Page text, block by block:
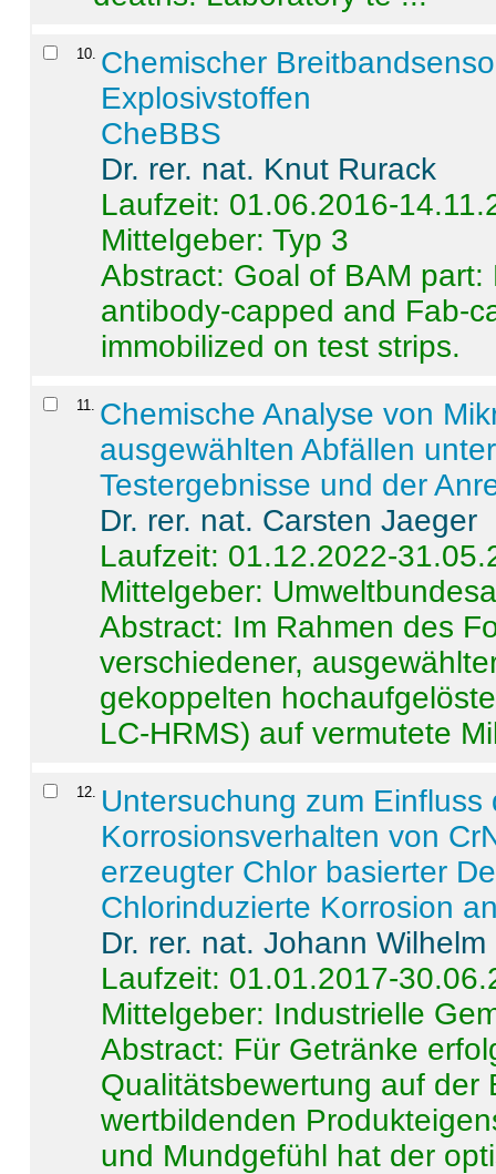
10 Chemischer
Explosivstoffen
CheBBS
Dr. rer. nat. Knut Rurack
Laufzeit: 01.06.2016-
Mittelgeber: Typ 3
Abstract: Goal of BAM
antibody-capped and Fab-
immobilized on test strips.
11
Chemische Analyse von
ausgewählten Abfällen
Testergebnisse und der
Dr. rer. nat. Carsten Jaeger
Laufzeit: 01.12.2022-
Mittelgeber:
Abstract: Im Rahmen des
verschiedener,
gekoppelten
LC-HRMS) auf vermutete
12
Untersuchung zum
Korrosionsverhalten von
erzeugter Chlor basierter
Chlorinduzierte Korrosion
Dr. rer. nat. Johann
Laufzeit: 01.01.2017-
Mittelgeber: Industrielle
Abstract: Für Getränke
Qualitätsbewertung auf der
wertbildenden
und Mundgefühl hat der